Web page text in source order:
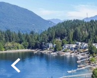
Previous